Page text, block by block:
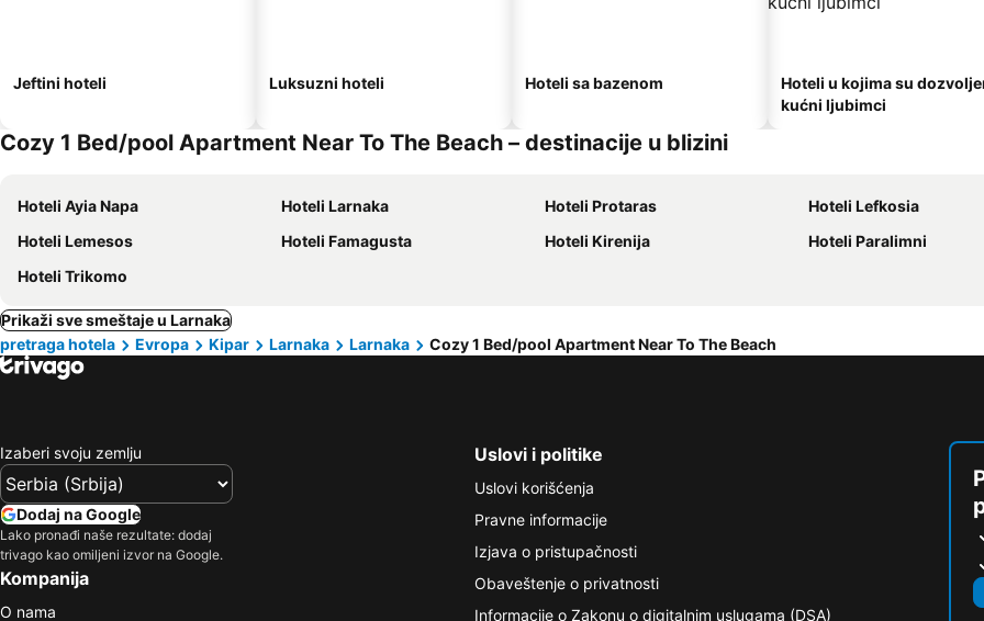
Jeftini hoteli Luksuzni hoteli Hoteli sa bazenom
Hoteli u kojima su
kućni ljubimci
Cozy 1 Bed/pool Apartment Near To The Beach – destinacije u blizini
Hoteli Ayia Napa Hoteli Larnaka Hoteli Protaras
Hoteli Lefkosia
Hoteli Lemesos
Hoteli Famagusta Hoteli Kirenija
Hoteli Paralimni
Hoteli Trikomo
Prikaži sve smeštaje u Larnaka
pretraga hotela
Evropa Kipar Larnaka Larnaka Cozy 1 Bed/pool Apartment Near To The Beach
Izaberi svoju zemlju
Dodaj na Google
Lako pronađi naše rezultate: dodaj
trivago kao omiljeni izvor na Google.
Kompanija
O nama
Uslovi i politike
Uslovi korišćenja
Pravne informacije
Izjava o pristupačnosti
Obaveštenje o privatnosti
Informacije o Zakonu o digitalnim uslugama (DSA)